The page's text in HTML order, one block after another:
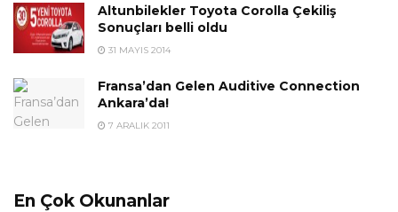
Altunbilekler Toyota Corolla Çekiliş
Sonuçları belli oldu
31 MAYIS 2014
Fransa’dan Gelen Auditive Connection
Ankara’da!
7 ARALIK 2011
En Çok Okunanlar